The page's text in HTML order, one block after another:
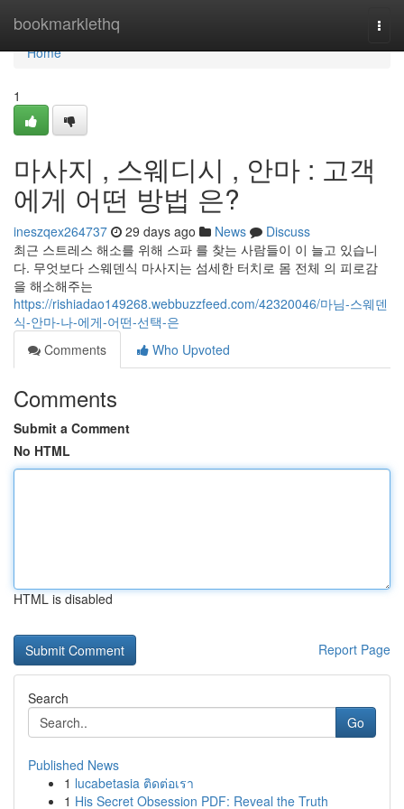
bookmarklethq
Home
Home
1
마사지 , 스웨디시 , 안마 : 고객
에게 어떤 방법 은?
ineszqex264737 29 days ago News
Discuss
최근 스트레스 해소를 위해 스파 를 찾는 사람들이 이 늘고 있습니
다. 무엇보다 스웨덴식 마사지는 섬세한 터치로 몸 전체 의 피로감
을 해소해주는
https://rishiadao149268.webbuzzfeed.com/42320046/마님-스웨덴
식-안마-나-에게-어떤-선택-은
Comments
Who Upvoted
Comments
Submit a Comment
No HTML
HTML is disabled
Report Page
Search
Go
Published News
1 lucabetasia ติดต่อเรา
1 His Secret Obsession PDF: Reveal the Truth